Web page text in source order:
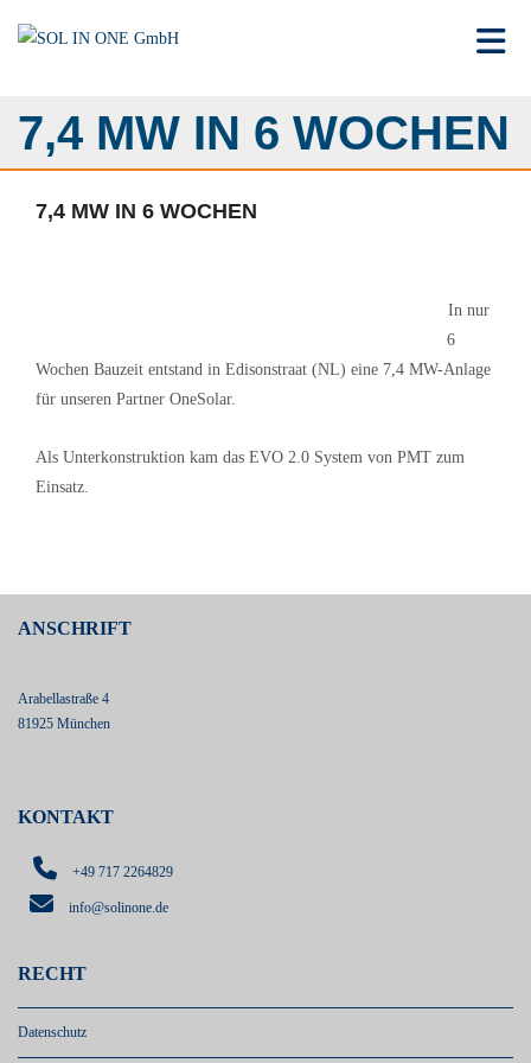
Toggle
7,4 MW IN 6 WOCHEN
7,4 MW IN 6 WOCHEN
In nur
6
Wochen Bauzeit entstand in Edisonstraat (NL) eine 7,4 MW-Anlage
für unseren Partner OneSolar.
Als Unterkonstruktion kam das EVO 2.0 System von PMT zum
Einsatz.
ANSCHRIFT
Arabellastraße 4
81925 München
KONTAKT
+49 717 2264829
info@solinone.de
RECHT
Datenschutz